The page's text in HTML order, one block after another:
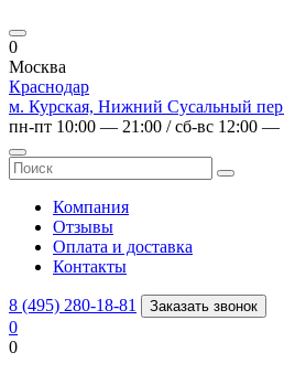
0
Москва
Краснодар
м. Курская, Нижний Сусальный
пн-пт 10:00 — 21:00 / сб-вс 12:00 —
Компания
Отзывы
Оплата и доставка
Контакты
8 (495) 280-18-81 Заказать звонок
0
0